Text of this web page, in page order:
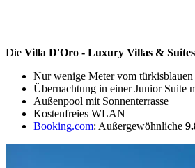
Die Villa D'Oro - Luxury Villas & Suites
Nur wenige Meter vom
Übernachtung in einer Junior Suite
Außenpool mit Sonnenterrasse
Kostenfreies WLAN
Booking.com: Außergewöhnliche